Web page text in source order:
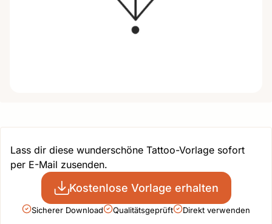
Lass dir diese wunderschöne Tattoo-Vorlage sofort
per E-Mail zusenden.
Kostenlose Vorlage erhalten
Sicherer Download Qualitätsgeprüft Direkt verwenden